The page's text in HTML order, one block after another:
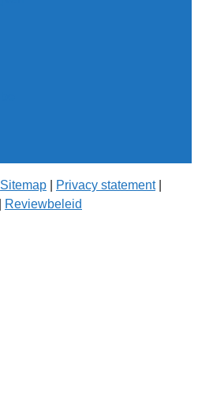
Sitemap Privacy statement|
Reviewbeleid